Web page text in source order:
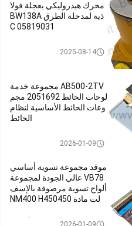
محرك هيدروليكي بعجلة فولا
ذية لمدحلة الطرق BW138A
C 05819031
قطع الغيار للدراجات2025-08-14
AB500-2TV مجموعة خدمة
لوحات الحائط 2051692 مجم
وعات الحائط الأساسية لنظام
الحائط
لوحات تسوية الرصف2026-01-09
موقد مجموعة تسوية أساسي
VB78 عالي الجودة لمجموعة
ألواح تسوية مرصوفة بالإسف
لت مادة NM400 H450450
قطع غيار رصف الأسفلت
2026-01-09